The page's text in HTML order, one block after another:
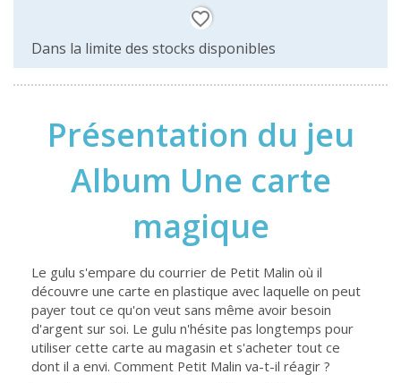
favorite_border
Dans la limite des stocks disponibles
Présentation du jeu
Album Une carte
magique
Le gulu s'empare du courrier de Petit Malin où il
découvre une carte en plastique avec laquelle on peut
payer tout ce qu'on veut sans même avoir besoin
d'argent sur soi. Le gulu n'hésite pas longtemps pour
utiliser cette carte au magasin et s'acheter tout ce
dont il a envi. Comment Petit Malin va-t-il réagir ?